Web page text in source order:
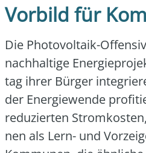
Vorbild für
Die Pho­to­vol­ta­ik-
nach­hal­ti­ge
tag ihrer Bür­ger
der Ener­gie­wen­de
redu­zier­ten
nen als Lern- und